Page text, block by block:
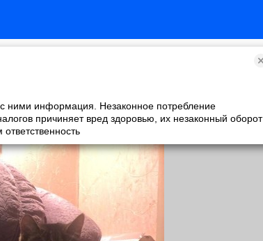
с ними информация. Незаконное потребление
причиняет вред здоровью, их незаконный оборот